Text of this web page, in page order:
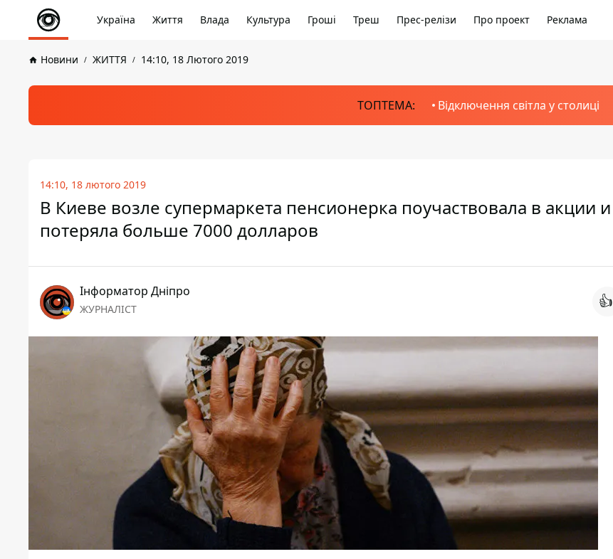
Україна Життя Влада Культура Гроші Треш Прес-релізи Про проект Реклама
Новини ЖИТТЯ 14:10, 18 Лютого 2019
ТОПТЕМА: Відключення світла у столиці
14:10, 18 лютого 2019
В Киеве возле супермаркета пенсионерка поучаствовала в акции и
потеряла больше 7000 долларов
Інформатор Дніпро
ЖУРНАЛІСТ 👍